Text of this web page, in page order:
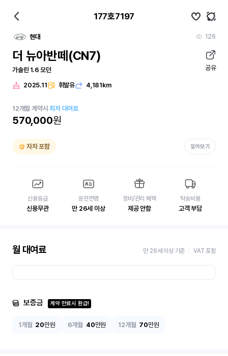
177호7197
현대 126
더 뉴아반떼(CN7)
가솔린 1.6 모던 공유
2025.11 휘발유 4,181km
12개월 계약시최저 대여료
570,000원
자차 포함 알아보기
신용등급
신용무관
운전연령
만 26세 이상
정비/관리 혜택
제공 안함
탁송비용
고객 부담
월 대여료 만 26세 이상 기준 VAT 포함
보증금 계약 만료시 환급!
1개월 20만원 6개월 40만원 12개월 70만원